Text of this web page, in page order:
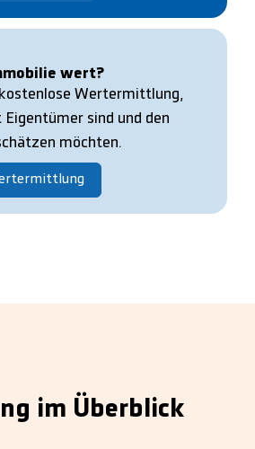
wert?
Wertermittlung,
sind und den
möchten.
im Überblick